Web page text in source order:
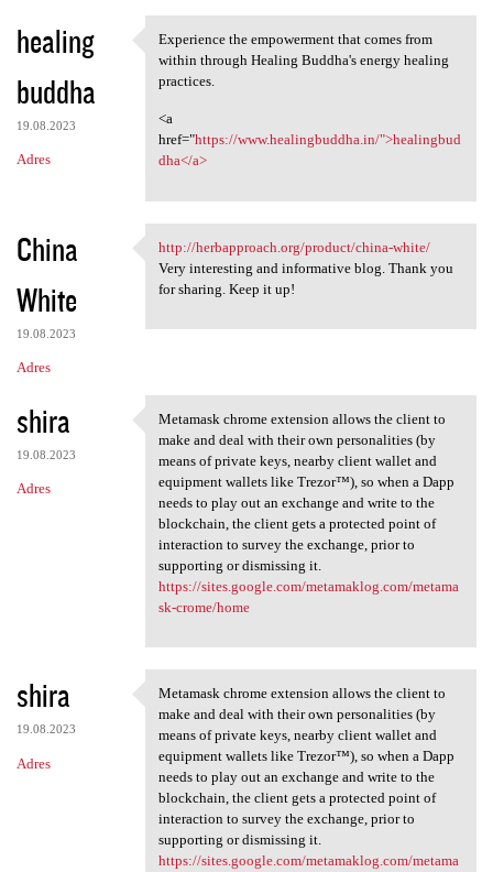
healing
buddha
19.08.2023
Adres
Experience the empowerment
Experience the empowerment that comes from
within through Healing Buddha's energy healing
practices.
<a
href="https://www.healingbuddha.in/">healingbud
dha</a>
China
White
19.08.2023
Adres
http://herbapproach.org
http://herbapproach.org/product/china-white/
Very interesting and informative blog. Thank you
for sharing. Keep it up!
shira
19.08.2023
Adres
Metamask chrome extension
Metamask chrome extension allows the client to
make and deal with their own personalities (by
means of private keys, nearby client wallet and
equipment wallets like Trezor™), so when a Dapp
needs to play out an exchange and write to the
blockchain, the client gets a protected point of
interaction to survey the exchange, prior to
supporting or dismissing it.
https://sites.google.com/metamaklog.com/metama
sk-crome/home
shira
19.08.2023
Adres
Metamask chrome extension
Metamask chrome extension allows the client to
make and deal with their own personalities (by
means of private keys, nearby client wallet and
equipment wallets like Trezor™), so when a Dapp
needs to play out an exchange and write to the
blockchain, the client gets a protected point of
interaction to survey the exchange, prior to
supporting or dismissing it.
https://sites.google.com/metamaklog.com/metama